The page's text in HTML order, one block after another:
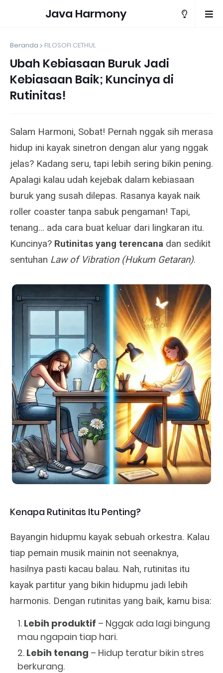
Java Harmony
Beranda FILOSOFI CETHUL
Ubah Kebiasaan Buruk Jadi
Kebiasaan Baik; Kuncinya di
Rutinitas!
Salam Harmoni, Sobat! Pernah nggak sih merasa
hidup ini kayak sinetron dengan alur yang nggak
jelas? Kadang seru, tapi lebih sering bikin pening.
Apalagi kalau udah kejebak dalam kebiasaan
buruk yang susah dilepas. Rasanya kayak naik
roller coaster tanpa sabuk pengaman! Tapi,
tenang... ada cara buat keluar dari lingkaran itu.
Kuncinya? Rutinitas yang terencana dan sedikit
sentuhan Law of Vibration (Hukum Getaran).
Kenapa Rutinitas Itu Penting?
Bayangin hidupmu kayak sebuah orkestra. Kalau
tiap pemain musik mainin not seenaknya,
hasilnya pasti kacau balau. Nah, rutinitas itu
kayak partitur yang bikin hidupmu jadi lebih
harmonis. Dengan rutinitas yang baik, kamu bisa:
Lebih produktif – Nggak ada lagi bingung
mau ngapain tiap hari.
Lebih tenang – Hidup teratur bikin stres
berkurang.